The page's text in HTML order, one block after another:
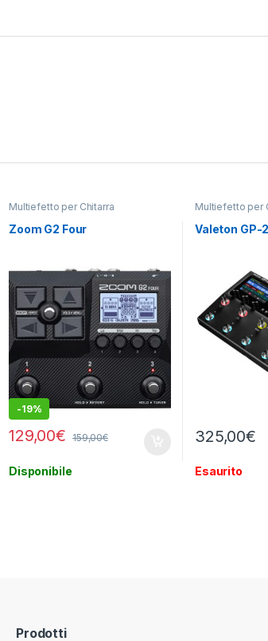
Multiefetto per Chitarra
Zoom G2 Four
-19%
129,00€ 159,00€
Disponibile
Multiefetto per
Valeton GP-
325,00€
Esaurito
Prodotti